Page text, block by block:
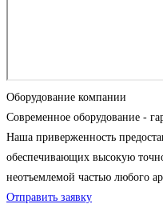
Оборудование компании
Современное оборудование -
Наша приверженность
обеспечивающих высокую
неотъемлемой частью любого
Отправить заявку